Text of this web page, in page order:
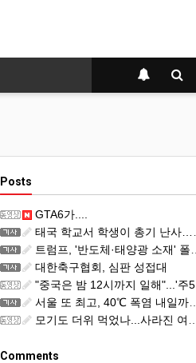
Posts
GTA6가....
태국 학교서 학생이 총기 난사…용의자 등 8명 숨져
트럼프, '반도체·태양광 소재' 폴리실리콘 파생 제품에 15% 관세...한국 기업도 영향
대한축구협회, 심판 성접대
"중국은 밤 12시까지 일해"...'주52시간' 손볼까
서울 또 최고, 40℃ 폭염 내일까지...주말 동쪽 비바람
모기도 더위 먹었나...사라진 여름 불청객
Comments